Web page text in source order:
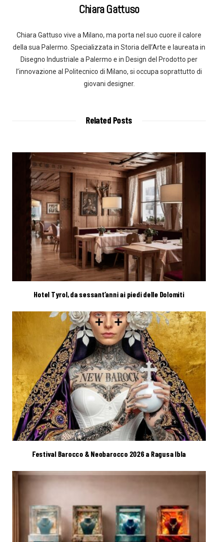
Chiara Gattuso
Chiara Gattuso vive a Milano, ma porta nel suo cuore il calore
della sua Palermo. Specializzata in Storia dell’Arte e laureata in
Disegno Industriale a Palermo e in Design del Prodotto per
l’innovazione al Politecnico di Milano, si occupa soprattutto di
giovani designer.
Related Posts
Hotel Tyrol, da sessant’anni ai piedi delle Dolomiti
Festival Barocco & Neobarocco 2026 a Ragusa Ibla